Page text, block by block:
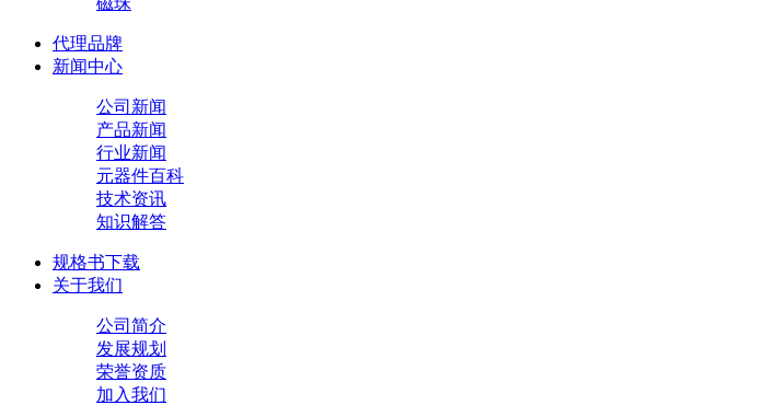
代理品牌
新闻中心
公司新闻
产品新闻
行业新闻
元器件百科
技术资讯
知识解答
规格书下载
关于我们
公司简介
发展规划
荣誉资质
加入我们